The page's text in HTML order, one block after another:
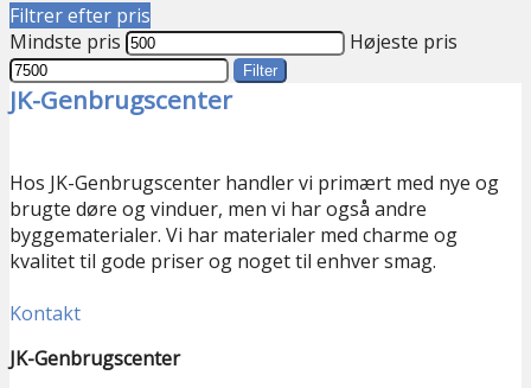
Filtrer efter pris
Mindste pris
Højeste pris
Filter
JK-Genbrugscenter
Hos JK-Genbrugscenter handler vi primært med nye og
brugte døre og vinduer, men vi har også andre
byggematerialer. Vi har materialer med charme og
kvalitet til gode priser og noget til enhver smag.
Kontakt
JK-Genbrugscenter